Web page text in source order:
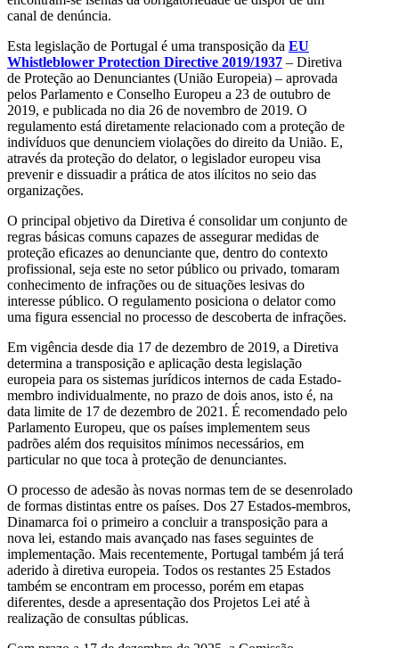
canal de denúncia.
Esta legislação de Portugal é uma transposição da EU
Whistleblower Protection Directive 2019/1937 – Diretiva
de Proteção ao Denunciantes (União Europeia) – aprovada
pelos Parlamento e Conselho Europeu a 23 de outubro de
2019, e publicada no dia 26 de novembro de 2019. O
regulamento está diretamente relacionado com a proteção de
indivíduos que denunciem violações do direito da União. E,
através da proteção do delator, o legislador europeu visa
prevenir e dissuadir a prática de atos ilícitos no seio das
organizações.
O principal objetivo da Diretiva é consolidar um conjunto de
regras básicas comuns capazes de assegurar medidas de
proteção eficazes ao denunciante que, dentro do contexto
profissional, seja este no setor público ou privado, tomaram
conhecimento de infrações ou de situações lesivas do
interesse público. O regulamento posiciona o delator como
uma figura essencial no processo de descoberta de infrações.
Em vigência desde dia 17 de dezembro de 2019, a Diretiva
determina a transposição e aplicação desta legislação
europeia para os sistemas jurídicos internos de cada Estado-
membro individualmente, no prazo de dois anos, isto é, na
data limite de 17 de dezembro de 2021. É recomendado pelo
Parlamento Europeu, que os países implementem seus
padrões além dos requisitos mínimos necessários, em
particular no que toca à proteção de denunciantes.
O processo de adesão às novas normas tem de se desenrolado
de formas distintas entre os países. Dos 27 Estados-membros,
Dinamarca foi o primeiro a concluir a transposição para a
nova lei, estando mais avançado nas fases seguintes de
implementação. Mais recentemente, Portugal também já terá
aderido à diretiva europeia. Todos os restantes 25 Estados
também se encontram em processo, porém em etapas
diferentes, desde a apresentação dos Projetos Lei até à
realização de consultas públicas.